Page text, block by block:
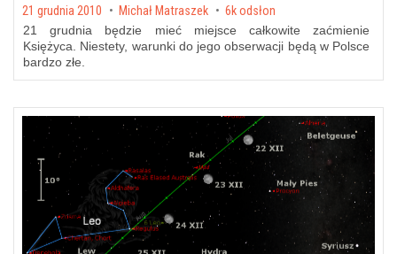
Posted on
21 grudnia 2010 byMichał Matraszek 6k odsłon
21 grudnia będzie mieć miejsce całkowite zaćmienie
Księżyca. Niestety, warunki do jego obserwacji będą w Polsce
bardzo złe.